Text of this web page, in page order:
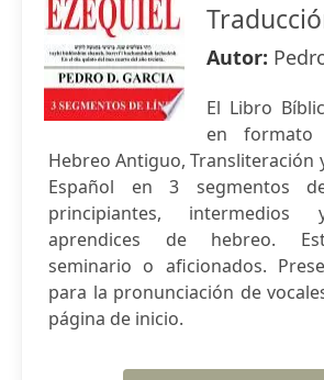
Autor:
El Libro
en
Hebreo Antiguo, Transliteración
Español en 3 segmentos
principiantes, intermedios
aprendices de hebreo.
seminario o aficionados.
para la pronunciación de
página de inicio.